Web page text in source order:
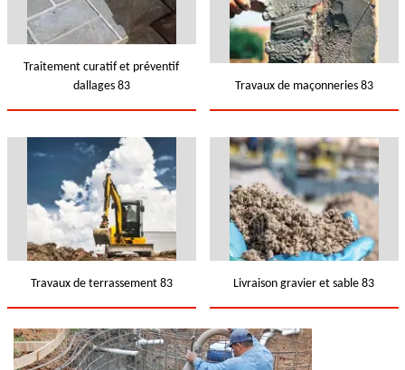
Traitement curatif et préventif
dallages 83
Travaux de maçonneries 83
Travaux de terrassement 83 Livraison gravier et sable 83